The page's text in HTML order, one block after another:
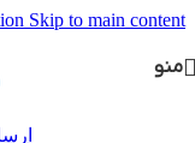
Skip to main content
منو